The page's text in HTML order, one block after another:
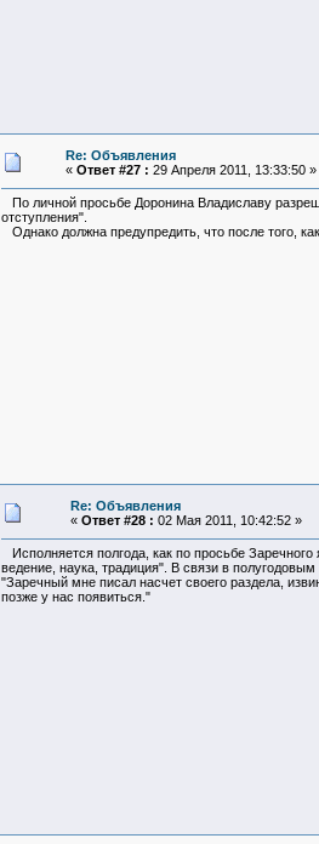
Re: Объявления
« Ответ #27 : 29 Апреля 2011, 13:33:50 »
По личной просьбе Доронина Владиславу
отступления".
Однако должна предупредить, что после того,
Re: Объявления
« Ответ #28 : 02 Мая 2011, 10:42:52 »
Исполняется полгода, как по просьбе
ведение, наука, традиция". В связи в
"Заречный мне писал насчет своего раздела,
позже у нас появиться."